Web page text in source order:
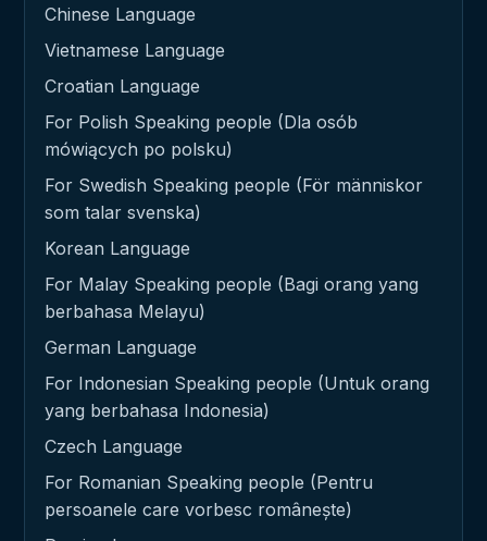
Chinese Language
Vietnamese Language
Croatian Language
For Polish Speaking people (Dla osób
mówiących po polsku)
For Swedish Speaking people (För människor
som talar svenska)
Korean Language
For Malay Speaking people (Bagi orang yang
berbahasa Melayu)
German Language
For Indonesian Speaking people (Untuk orang
yang berbahasa Indonesia)
Czech Language
For Romanian Speaking people (Pentru
persoanele care vorbesc românește)